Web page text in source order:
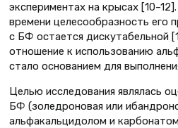
экспериментах на крысах
времени целесообразность его
с БФ остается дискутабельной
отношение к использованию
стало основанием для
Целью исследования являлась
БФ (золедроновая или
альфакальцидолом и